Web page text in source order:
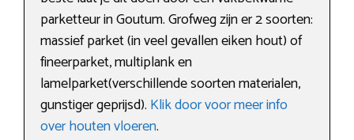
parketteur in Goutum. Grofweg zijn er 2 soorten:
massief parket (in veel gevallen eiken hout) of
fineerparket, multiplank en
lamelparket(verschillende soorten materialen,
gunstiger geprijsd). Klik door voor meer info
over houten vloeren.